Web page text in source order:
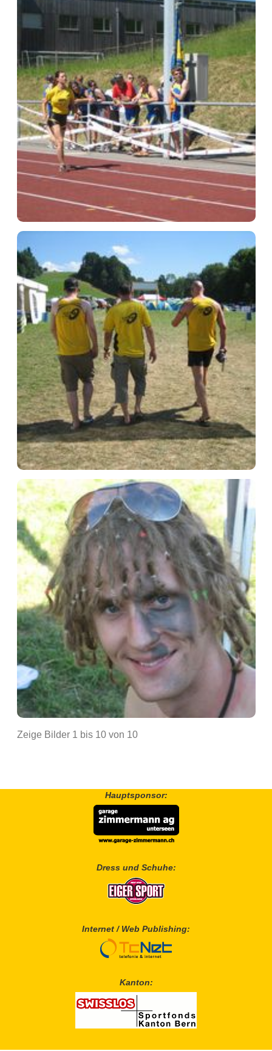
Zeige Bilder 1 bis 10 von 10
Hauptsponsor:
Dress und Schuhe:
Internet / Web Publishing:
Kanton: